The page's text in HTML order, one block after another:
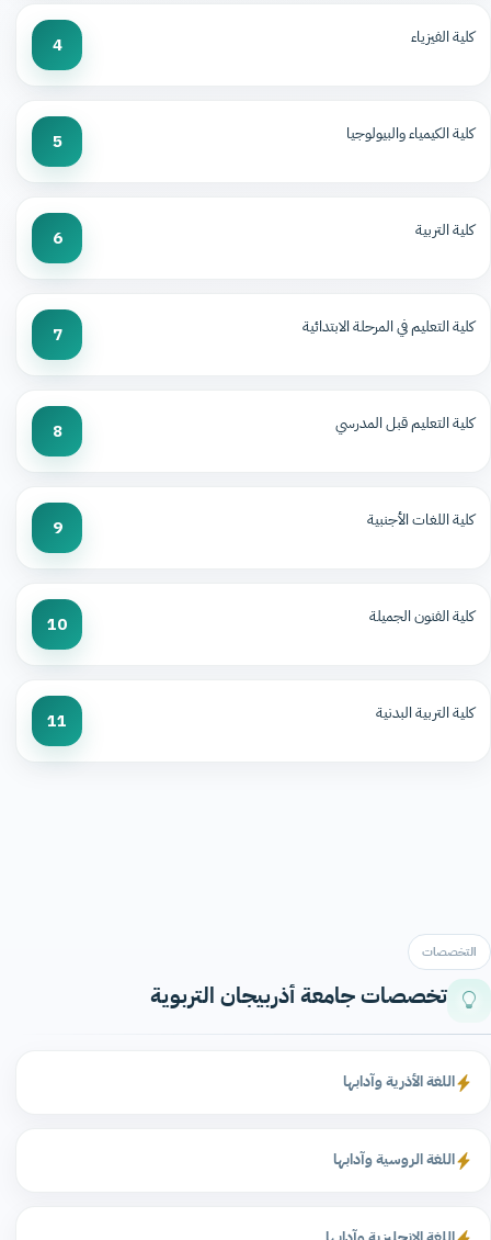
كلية الفيزياء 4
كلية الكيمياء والبيولوجيا 5
كلية التربية 6
كلية التعليم في المرحلة الابتدائية 7
كلية التعليم قبل المدرسي 8
كلية اللغات الأجنبية 9
كلية الفنون الجميلة 10
كلية التربية البدنية 11
التخصصات
تخصصات جامعة أذربيجان التربوية
اللغة الأذرية وآدابها
اللغة الروسية وآدابها